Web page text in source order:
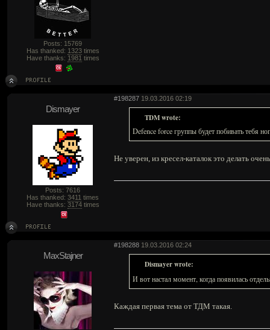
Posts: 15769
Has thanked: 1323times
Have thanks: 1981 times
#198287 19.03.2016 02:19
Dismayer
Posts: 7616
Has thanked: 3411 times
Have thanks: 3174times
TDM wrote:
Defence force группы будет побивать тебя
Не уверен, из кресел-каталок это делать
#198288 19.03.2016 02:24
MaxStajner
Dismayer wrote:
И вот настал момент, когда появилась
Каждая первая тема от ТДМ такая.